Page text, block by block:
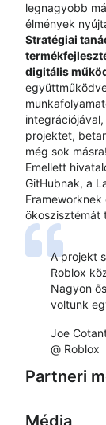
legnagyobb
élmények
Stratégiai
digitális
projektet,
még sok másra!
Emellett
GitHubnak, a
ökoszisztémát
A projekt
Roblox
Nagyon
voltunk
Joe
@ Roblox
Partneri